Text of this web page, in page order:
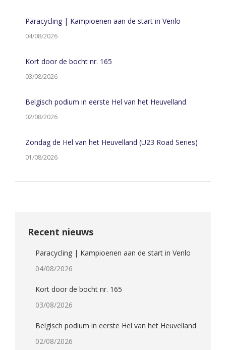
Paracycling | Kampioenen aan de start in Venlo
04/08/2026
Kort door de bocht nr. 165
03/08/2026
Belgisch podium in eerste Hel van het Heuvelland
02/08/2026
Zondag de Hel van het Heuvelland (U23 Road Series)
01/08/2026
Recent nieuws
Paracycling | Kampioenen aan de start in Venlo
04/08/2026
Kort door de bocht nr. 165
03/08/2026
Belgisch podium in eerste Hel van het Heuvelland
02/08/2026